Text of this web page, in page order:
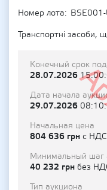
Номер лота
Транспортні засоби,
Конечный срок
28.07.2026
Дата начала
29.07.2026
Начальная цена
804 636 грн с НДС
Минимальный шаг
40 232 грн без
Тип аукциона